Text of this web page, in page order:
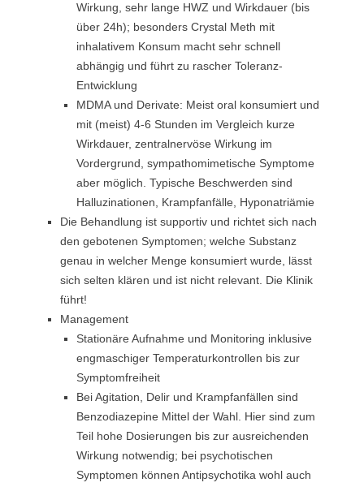
Wirkung, sehr lange HWZ und Wirkdauer (bis
über 24h); besonders Crystal Meth mit
inhalativem Konsum macht sehr schnell
abhängig und führt zu rascher Toleranz-
Entwicklung
MDMA und Derivate: Meist oral konsumiert und
mit (meist) 4-6 Stunden im Vergleich kurze
Wirkdauer, zentralnervöse Wirkung im
Vordergrund, sympathomimetische Symptome
aber möglich. Typische Beschwerden sind
Halluzinationen, Krampfanfälle, Hyponatriämie
Die Behandlung ist supportiv und richtet sich nach
den gebotenen Symptomen; welche Substanz
genau in welcher Menge konsumiert wurde, lässt
sich selten klären und ist nicht relevant. Die Klinik
führt!
Management
Stationäre Aufnahme und Monitoring inklusive
engmaschiger Temperaturkontrollen bis zur
Symptomfreiheit
Bei Agitation, Delir und Krampfanfällen sind
Benzodiazepine Mittel der Wahl. Hier sind zum
Teil hohe Dosierungen bis zur ausreichenden
Wirkung notwendig; bei psychotischen
Symptomen können Antipsychotika wohl auch